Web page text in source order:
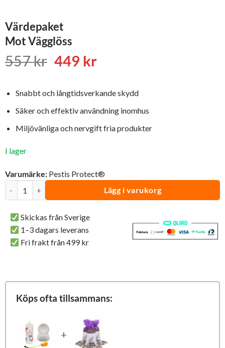
Värdepaket
Mot Vägglöss
557kr Det
priset
var:
557 kr.
449 krDet
priset
449 kr.
Snabbt och långtidsverkande skydd
Säker och effektiv användning inomhus
Miljövänliga och nervgift fria produkter
I lager
Varumärke: Pestis Protect®
Lägg i varukorg
Skickas från Sverige
1–3 dagars leverans
Fri frakt från 499 kr
Köps ofta tillsammans:
+